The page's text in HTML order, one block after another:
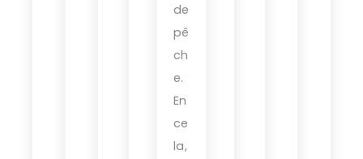
de
pê
ch
e.
En
ce
la,